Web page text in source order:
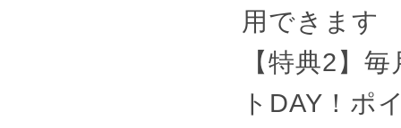
用できます
【特典2】
トDAY！ポ